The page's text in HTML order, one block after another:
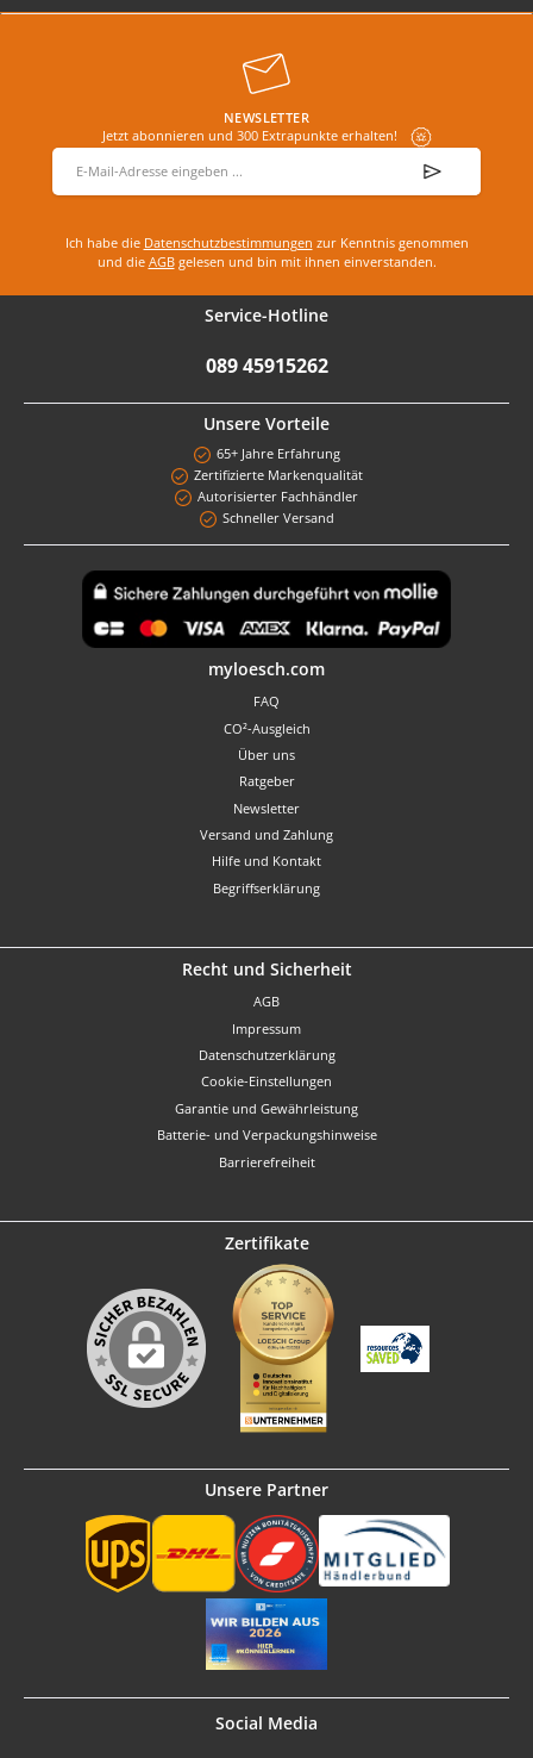
NEWSLETTER
Jetzt abonnieren und 300 Extrapunkte erhalten!
E-Mail-Adresse
Ich habe die Datenschutzbestimmungen zur Kenntnis genommen
und die AGBgelesen und bin mit ihnen einverstanden.
Service-Hotline
089 45915262
Unsere Vorteile
65+ Jahre Erfahrung
Zertifizierte Markenqualität
Autorisierter Fachhändler
Schneller Versand
myloesch.com
FAQ
CO²-Ausgleich
Über uns
Ratgeber
Newsletter
Versand und Zahlung
Hilfe und Kontakt
Begriffserklärung
Recht und Sicherheit
AGB
Impressum
Datenschutzerklärung
Cookie-Einstellungen
Garantie und Gewährleistung
Batterie- und Verpackungshinweise
Barrierefreiheit
Zertifikate
Unsere Partner
Social Media